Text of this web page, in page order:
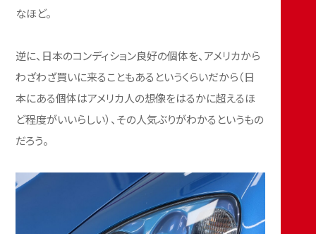
なほど。
逆に、日本のコンディション良好の個体を、アメリカから
わざわざ買いに来ることもあるというくらいだから（日
本にある個体はアメリカ人の想像をはるかに超えるほ
ど程度がいいらしい）、その人気ぶりがわかるというもの
だろう。